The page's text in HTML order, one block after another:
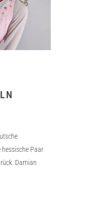
Paar
Damian